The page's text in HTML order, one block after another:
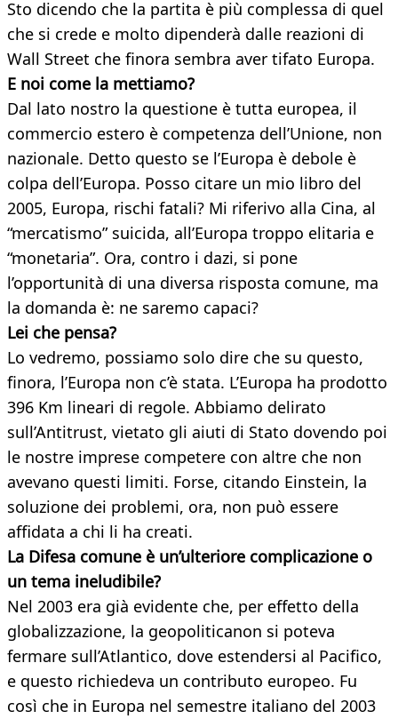
Sto dicendo che la partita è più complessa di quel
che si crede e molto dipenderà dalle reazioni di
Wall Street che finora sembra aver tifato Europa.
E noi come la mettiamo?
Dal lato nostro la questione è tutta europea, il
commercio estero è competenza dell’Unione, non
nazionale. Detto questo se l’Europa è debole è
colpa dell’Europa. Posso citare un mio libro del
2005, Europa, rischi fatali? Mi riferivo alla Cina, al
“mercatismo” suicida, all’Europa troppo elitaria e
“monetaria”. Ora, contro i dazi, si pone
l’opportunità di una diversa risposta comune, ma
la domanda è: ne saremo capaci?
Lei che pensa?
Lo vedremo, possiamo solo dire che su questo,
finora, l’Europa non c’è stata. L’Europa ha prodotto
396 Km lineari di regole. Abbiamo delirato
sull’Antitrust, vietato gli aiuti di Stato dovendo poi
le nostre imprese competere con altre che non
avevano questi limiti. Forse, citando Einstein, la
soluzione dei problemi, ora, non può essere
affidata a chi li ha creati.
La Difesa comune è un’ulteriore complicazione o
un tema ineludibile?
Nel 2003 era già evidente che, per effetto della
globalizzazione, la geopoliticanon si poteva
fermare sull’Atlantico, dove estendersi al Pacifico,
e questo richiedeva un contributo europeo. Fu
così che in Europa nel semestre italiano del 2003